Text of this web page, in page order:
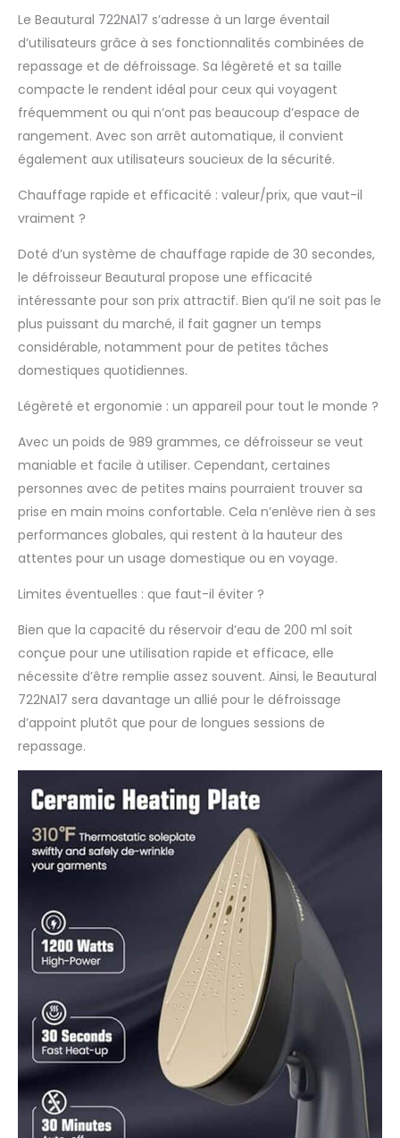
offre un remplissage et un nettoyage
sans complications, combiné à un câble
d'alimentation extra-long de 2,4 m pour
un mouvement sans restriction
Le Beautural 722NA17 s’adresse à un large éventail
d’utilisateurs grâce à ses fonctionnalités combinées de
repassage et de défroissage. Sa légèreté et sa taille
compacte le rendent idéal pour ceux qui voyagent
fréquemment ou qui n’ont pas beaucoup d’espace de
rangement. Avec son arrêt automatique, il convient
également aux utilisateurs soucieux de la sécurité.
Chauffage rapide et efficacité : valeur/prix, que vaut-il
vraiment ?
Doté d’un système de chauffage rapide de 30 secondes,
le défroisseur Beautural propose une efficacité
intéressante pour son prix attractif. Bien qu’il ne soit pas le
plus puissant du marché, il fait gagner un temps
considérable, notamment pour de petites tâches
domestiques quotidiennes.
Légèreté et ergonomie : un appareil pour tout le monde ?
Avec un poids de 989 grammes, ce défroisseur se veut
maniable et facile à utiliser. Cependant, certaines
personnes avec de petites mains pourraient trouver sa
prise en main moins confortable. Cela n’enlève rien à ses
performances globales, qui restent à la hauteur des
attentes pour un usage domestique ou en voyage.
Limites éventuelles : que faut-il éviter ?
Bien que la capacité du réservoir d’eau de 200 ml soit
conçue pour une utilisation rapide et efficace, elle
nécessite d’être remplie assez souvent. Ainsi, le Beautural
722NA17 sera davantage un allié pour le défroissage
d’appoint plutôt que pour de longues sessions de
repassage.